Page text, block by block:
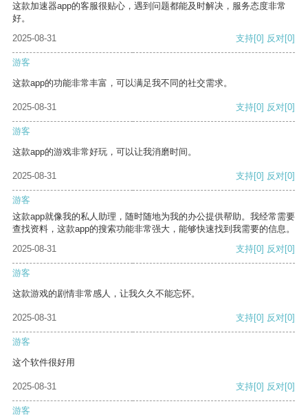
这款加速器app的客服很贴心，遇到问题都能及时解决，服务态度非常
好。
2025-08-31
支持[0] 反对[0]
游客
这款app的功能非常丰富，可以满足我不同的社交需求。
2025-08-31 支持[0] 反对[0]
游客
这款app的游戏非常好玩，可以让我消磨时间。
2025-08-31 支持[0] 反对[0]
游客
这款app就像我的私人助理，随时随地为我的办公提供帮助。我经常需要
查找资料，这款app的搜索功能非常强大，能够快速找到我需要的信息。
2025-08-31
支持[0] 反对[0]
游客
这款游戏的剧情非常感人，让我久久不能忘怀。
2025-08-31 支持[0] 反对[0]
游客
这个软件很好用
2025-08-31 支持[0] 反对[0]
游客